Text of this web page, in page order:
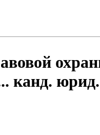
канд.